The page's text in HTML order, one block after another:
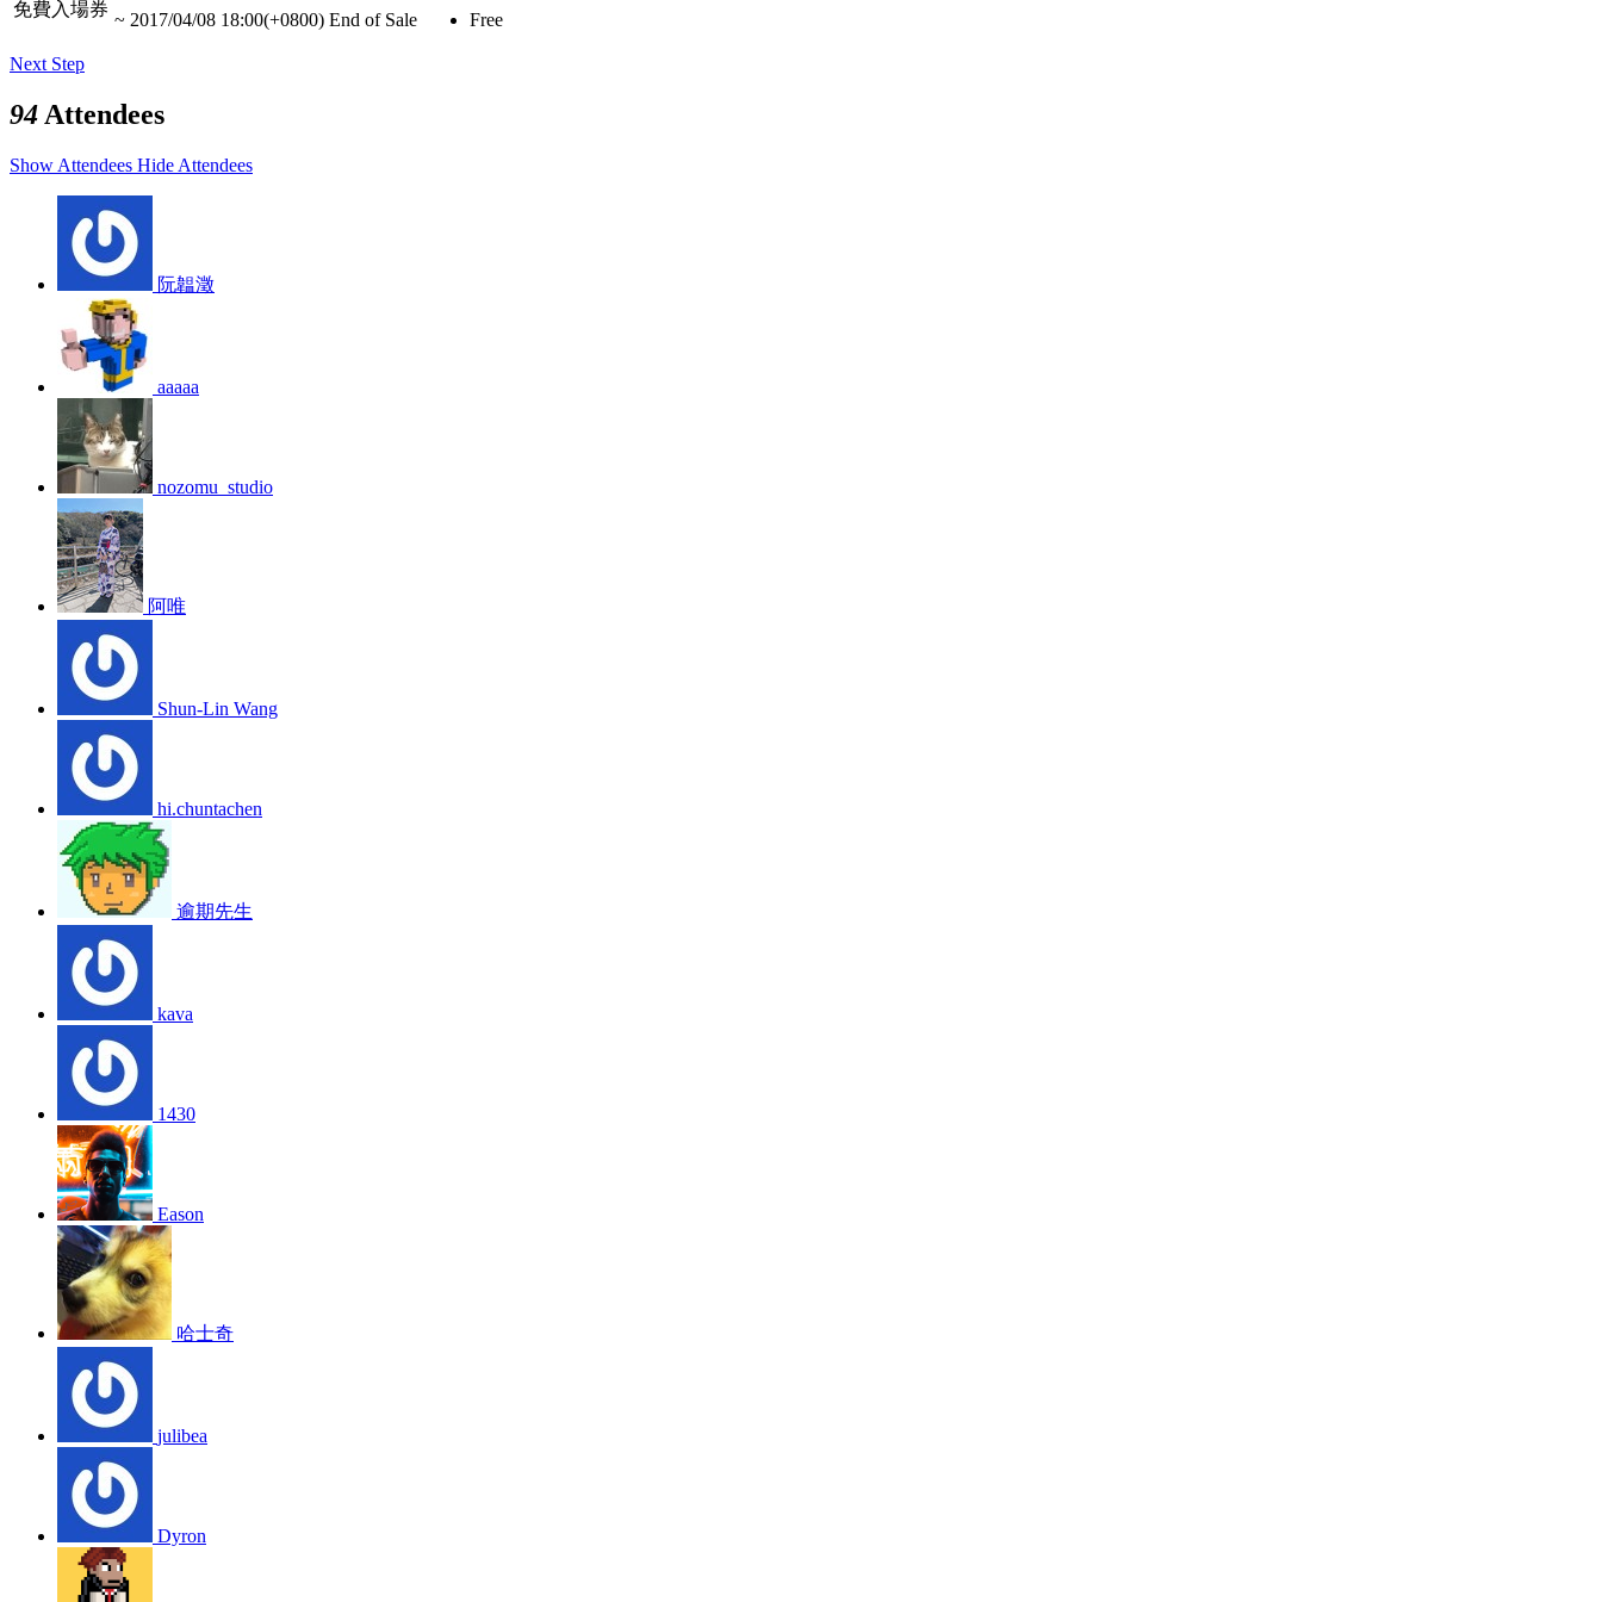
免費入場券
~ 2017/04/08 18:00(+0800) End of Sale Free
Next Step
94 Attendees
Show Attendees Hide Attendees
阮韞澂
aaaaa
nozomu_studio
阿唯
Shun-Lin Wang
hi.chuntachen
逾期先生
kava
1430
Eason
哈士奇
julibea
Dyron